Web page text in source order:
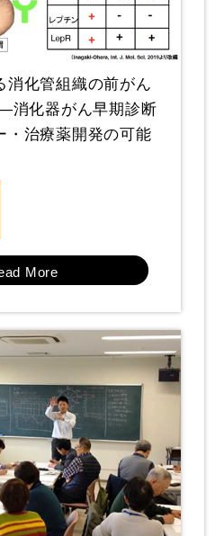
ての人に
で目標を達成しよう
見る
リンク
ジ
消化管組織の前がん
消化器がん早期診断
・治療薬開発の可能
More